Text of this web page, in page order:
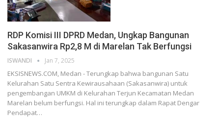
RDP Komisi III DPRD Medan, Ungkap Bangunan
Sakasanwira Rp2,8 M di Marelan Tak Berfungsi
ISWANDI Jan 7, 2025
EKSISNEWS.COM, Medan - Terungkap bahwa bangunan Satu
Kelurahan Satu Sentra Kewirausahaan (Sakasanwira) untuk
pengembangan UMKM di Kelurahan Terjun Kecamatan Medan
Marelan belum berfungsi. Hal ini terungkap dalam Rapat Dengar
Pendapat…